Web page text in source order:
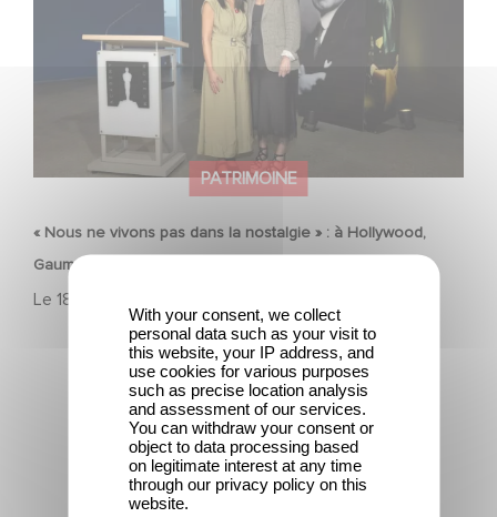
PATRIMOINE
« Nous ne vivons pas dans la nostalgie » : à Hollywood,
Gaumont célèbre ses 130 ans
Le 18 septembre 2025
"Alice et Léon font leur cinéma"
With your consent, we collect
personal data such as your visit to
this website, your IP address, and
use cookies for various purposes
such as precise location analysis
and assessment of our services.
You can withdraw your consent or
object to data processing based
on legitimate interest at any time
through our privacy policy on this
website.